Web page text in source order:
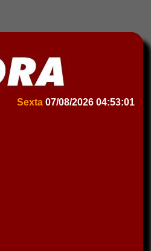
Sexta 07/08/2026 04:53:01